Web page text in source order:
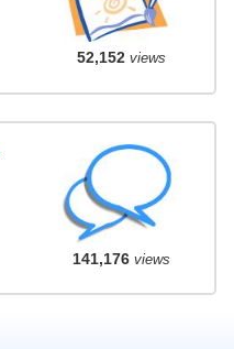
52,152views
141,176views